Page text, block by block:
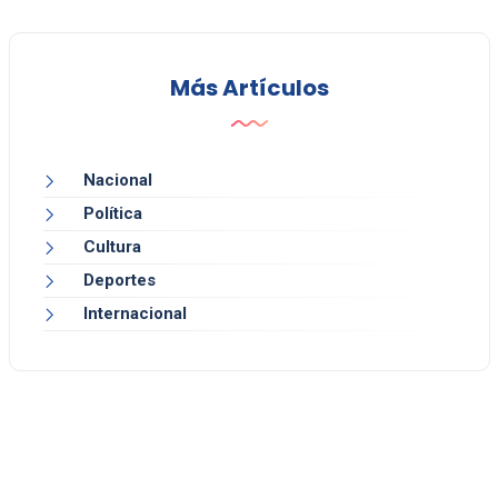
Más Artículos
Nacional
Política
Cultura
Deportes
Internacional